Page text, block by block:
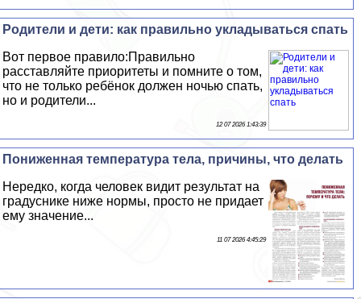
Родители и дети: как правильно укладываться спать
Вот первое правило:Правильно
расставляйте приоритеты и помните о том,
что не только ребёнок должен ночью спать,
но и родители...
12 07 2026 1:43:39
Пониженная температура тела, причины, что делать
Нередко, когда человек видит результат на
градуснике ниже нормы, просто не придает
ему значение...
11 07 2026 4:45:29